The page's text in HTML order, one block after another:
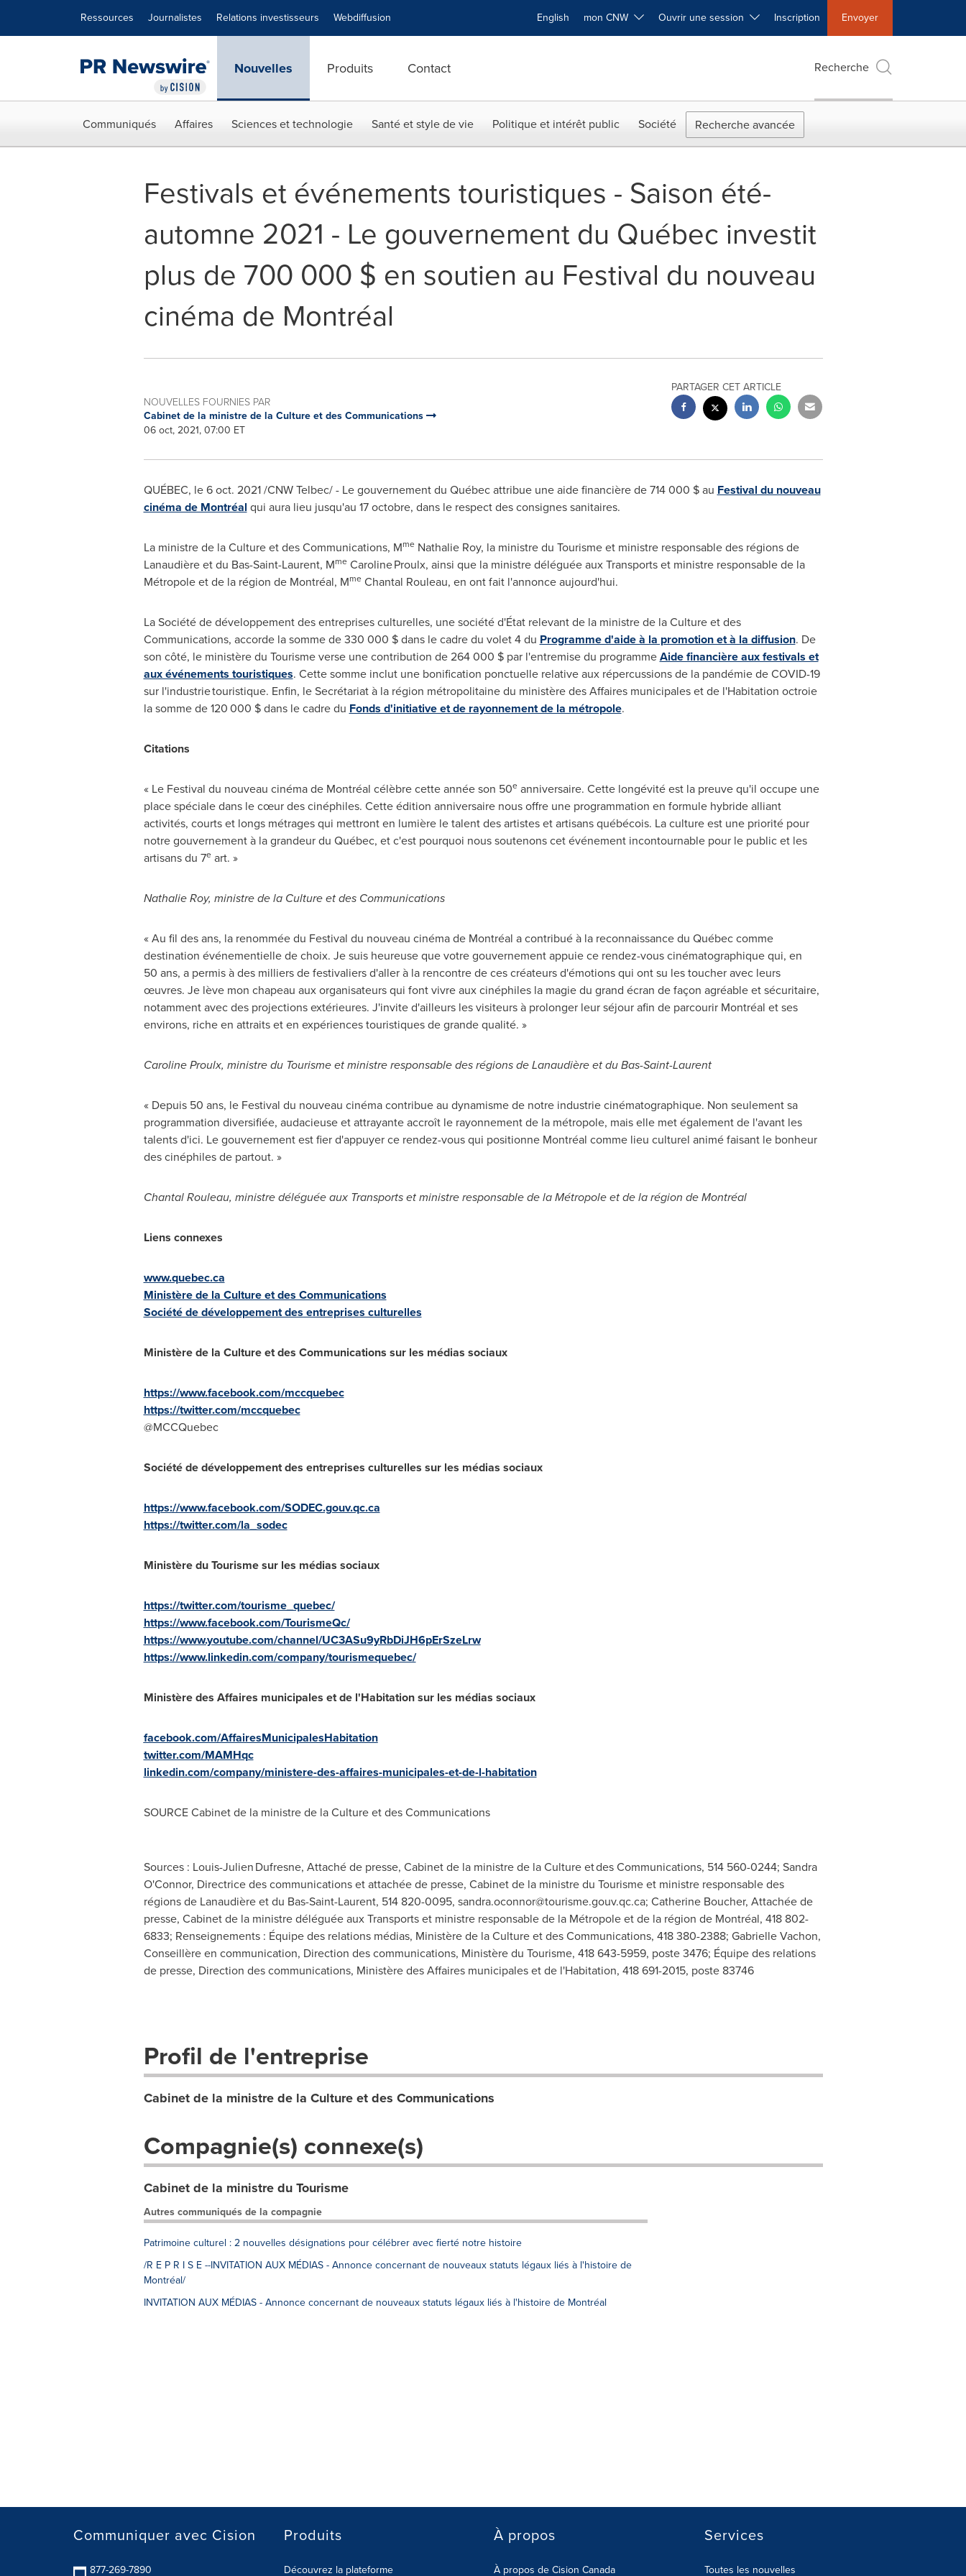
Ressources Journalistes Relations investisseurs Webdiffusion English mon CNW Ouvrir une session Inscription Envoyer
Nouvelles Produits Contact Recherche
Communiqués Affaires Sciences et technologie Santé et style de vie Politique et intérêt public Société Recherche avancée
Festivals et événements touristiques - Saison été-
automne 2021 - Le gouvernement du Québec investit
plus de 700 000 $ en soutien au Festival du nouveau
cinéma de Montréal
NOUVELLES FOURNIES PAR
Cabinet de la ministre de la Culture et des Communications
06 oct, 2021, 07:00 ET
PARTAGER CET ARTICLE
QUÉBEC, le6 oct. 2021/CNW Telbec/ - Le gouvernement du Québec attribue une aide financière de 714 000 $ au Festival du nouveau
cinéma de Montréal qui aura lieu jusqu'au 17 octobre, dans le respect des consignes sanitaires.
La ministre de la Culture et des Communications, MmeNathalie Roy, la ministre du Tourisme et ministre responsable des régions de
Lanaudière et du Bas-Saint-Laurent, MmeCaroline Proulx, ainsi que la ministre déléguée aux Transports et ministre responsable de la
Métropole et de la région de Montréal, MmeChantal Rouleau, en ont fait l'annonce aujourd'hui.
La Société de développement des entreprises culturelles, une société d'État relevant de la ministre de la Culture et des
Communications, accorde la somme de 330 000 $ dans le cadre du volet 4 du Programme d'aide à la promotion et à la diffusion. De
son côté, le ministère du Tourisme verse une contribution de 264 000 $ par l'entremise du programmeAide financière aux festivals et
aux événements touristiques. Cette somme inclut une bonification ponctuelle relative aux répercussions de la pandémie de COVID-19
sur l'industrie touristique. Enfin, le Secrétariat à la région métropolitaine du ministère des Affaires municipales et de l'Habitation octroie
la somme de 120 000 $ dans le cadre du Fonds d'initiative et de rayonnement de la métropole.
Citations
« Le Festival du nouveau cinéma de Montréal célèbre cette année son 50eanniversaire. Cette longévité est la preuve qu'il occupe une
place spéciale dans le cœur des cinéphiles. Cette édition anniversaire nous offre une programmation en formule hybride alliant
activités, courts et longs métrages qui mettront en lumière le talent des artistes et artisans québécois. La culture est une priorité pour
notre gouvernement à la grandeur du Québec, et c'est pourquoi nous soutenons cet événement incontournable pour le public et les
artisans du 7eart. »
Nathalie Roy, ministre de la Culture et des Communications
« Au fil des ans, la renommée du Festival du nouveau cinéma de Montréal a contribué à la reconnaissance du Québec comme
destination événementielle de choix. Je suis heureuse que votre gouvernement appuie ce rendez-vous cinématographique qui, en
50 ans, a permis à des milliers de festivaliers d'aller à la rencontre de ces créateurs d'émotions qui ont su les toucher avec leurs
œuvres. Je lève mon chapeau aux organisateurs qui font vivre aux cinéphiles la magie du grand écran de façon agréable et sécuritaire,
notamment avec des projections extérieures. J'invite d'ailleurs les visiteurs à prolonger leur séjour afin de parcourir Montréal et ses
environs, riche en attraits et en expériences touristiques de grande qualité. »
Caroline Proulx, ministre du Tourisme et ministre responsable des régions de Lanaudière et du Bas-Saint-Laurent
« Depuis 50 ans, le Festival du nouveau cinéma contribue au dynamisme de notre industrie cinématographique. Non seulement sa
programmation diversifiée, audacieuse et attrayante accroît le rayonnement de la métropole, mais elle met également de l'avant les
talents d'ici. Le gouvernement est fier d'appuyer ce rendez-vous qui positionne Montréal comme lieu culturel animé faisant le bonheur
des cinéphiles de partout. »
Chantal Rouleau, ministre déléguée aux Transports et ministre responsable de la Métropole et de la région de Montréal
Liens connexes
www.quebec.ca
Ministère de la Culture et des Communications
Société de développement des entreprises culturelles
Ministère de la Culture et des Communications sur les médias sociaux
https://www.facebook.com/mccquebec
https://twitter.com/mccquebec
@MCCQuebec
Société de développement des entreprises culturelles sur les médias sociaux
https://www.facebook.com/SODEC.gouv.qc.ca
https://twitter.com/la_sodec
Ministère du Tourisme sur les médias sociaux
https://twitter.com/tourisme_quebec/
https://www.facebook.com/TourismeQc/
https://www.youtube.com/channel/UC3ASu9yRbDiJH6pErSzeLrw
https://www.linkedin.com/company/tourismequebec/
Ministère des Affaires municipales et de l'Habitation sur les médias sociaux
facebook.com/AffairesMunicipalesHabitation
twitter.com/MAMHqc
linkedin.com/company/ministere-des-affaires-municipales-et-de-l-habitation
SOURCE Cabinet de la ministre de la Culture et des Communications
Sources : Louis-Julien Dufresne, Attaché de presse, Cabinet de la ministre de la Culture et des Communications, 514 560-0244; Sandra
O'Connor, Directrice des communications et attachée de presse, Cabinet de la ministre du Tourisme et ministre responsable des
régions de Lanaudière et du Bas-Saint-Laurent, 514 820-0095, sandra.oconnor@tourisme.gouv.qc.ca; Catherine Boucher, Attachée de
presse, Cabinet de la ministre déléguée aux Transports et ministre responsable de la Métropole et de la région de Montréal, 418 802-
6833; Renseignements : Équipe des relations médias, Ministère de la Culture et des Communications, 418 380-2388; Gabrielle Vachon,
Conseillère en communication, Direction des communications, Ministère du Tourisme, 418 643-5959, poste 3476; Équipe des relations
de presse, Direction des communications, Ministère des Affaires municipales et de l'Habitation, 418 691-2015, poste 83746
Profil de l'entreprise
Cabinet de la ministre de la Culture et des Communications
Compagnie(s) connexe(s)
Cabinet de la ministre du Tourisme
Autres communiqués de la compagnie
Patrimoine culturel : 2 nouvelles désignations pour célébrer avec fierté notre histoire
/R E P R I S E --INVITATION AUX MÉDIAS - Annonce concernant de nouveaux statuts légaux liés à l'histoire de
Montréal/
INVITATION AUX MÉDIAS - Annonce concernant de nouveaux statuts légaux liés à l'histoire de Montréal
Communiquer avec Cision
877-269-7890
Produits
Découvrez la plateforme
À propos
À propos de Cision Canada
Services
Toutes les nouvelles